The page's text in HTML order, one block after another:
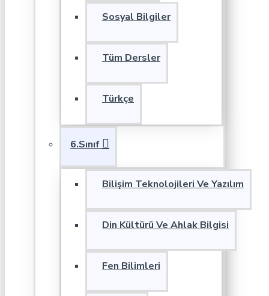
Sosyal Bilgiler
Tüm Dersler
Türkçe
6.Sınıf
Bilişim Teknolojileri Ve Yazılım
Din Kültürü Ve Ahlak Bilgisi
Fen Bilimleri